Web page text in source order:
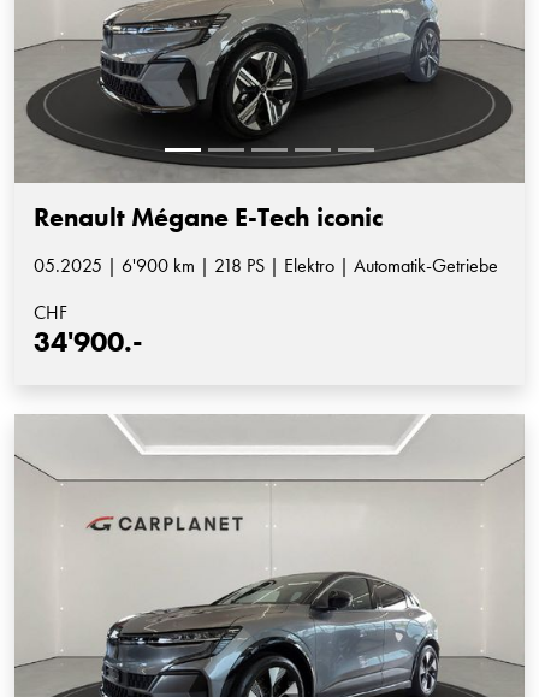
Renault Mégane E-Tech iconic
05.2025 | 6'900 km | 218 PS | Elektro | Automatik-Getriebe
CHF
34'900.-